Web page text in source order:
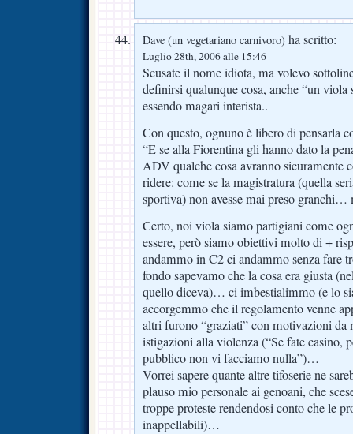
Dave (un vegetariano carnivoro) ha scritto:
Luglio 28th, 2006 alle 15:46
Scusate il nome idiota, ma volevo
definirsi qualunque cosa, anche “un viola
essendo magari interista..
Con questo, ognuno è libero di pensarla
“E se alla Fiorentina gli hanno dato la
ADV qualche cosa avranno sicuramente
ridere: come se la magistratura (quella
sportiva) non avesse mai preso granchi…
Certo, noi viola siamo partigiani come
essere, però siamo obiettivi molto di +
andammo in C2 ci andammo senza fare
fondo sapevamo che la cosa era giusta
quello diceva)… ci imbestialimmo (e lo
accorgemmo che il regolamento venne
altri furono “graziati” con motivazioni da
istigazioni alla violenza (“Se fate casino,
pubblico non vi facciamo nulla”)…
Vorrei sapere quante altre tifoserie ne
plauso mio personale ai genoani, che
troppe proteste rendendosi conto che le
inappellabili)…